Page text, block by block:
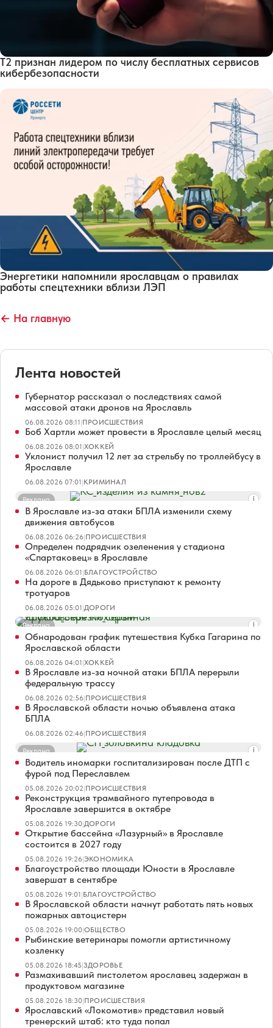
Т2 признан лидером по числу бесплатных сервисов
кибербезопасности
Энергетики напомнили ярославцам о правилах
работы спецтехники вблизи ЛЭП
← На главную
Лента новостей
Губернатор рассказал о последствиях самой
массовой атаки дронов на Ярославль
06.08.2026 08:11|ПРОИСШЕСТВИЯ
Боб Хартли может провести в Ярославле целый месяц
06.08.2026 08:01|ХОККЕЙ
Уклонист получил 12 лет за стрельбу по троллейбусу в
Ярославле
06.08.2026 07:01|КРИМИНАЛ
Реклама
В Ярославле из-за атаки БПЛА изменили схему
движения автобусов
06.08.2026 06:26|ПРОИСШЕСТВИЯ
Определен подрядчик озеленения у стадиона
«Спартаковец» в Ярославле
06.08.2026 06:01|БЛАГОУСТРОЙСТВО
На дороге в Дядьково приступают к ремонту
тротуаров
06.08.2026 05:01|ДОРОГИ
Реклама
Обнародован график путешествия Кубка Гагарина по
Ярославской области
06.08.2026 04:01|ХОККЕЙ
В Ярославле из-за ночной атаки БПЛА перерыли
федеральную трассу
06.08.2026 02:56|ПРОИСШЕСТВИЯ
В Ярославской области ночью объявлена атака
БПЛА
06.08.2026 02:46|ПРОИСШЕСТВИЯ
Реклама
Водитель иномарки госпитализирован после ДТП с
фурой под Переславлем
05.08.2026 20:02|ПРОИСШЕСТВИЯ
Реконструкция трамвайного путепровода в
Ярославле завершится в октябре
05.08.2026 19:30|ДОРОГИ
Открытие бассейна «Лазурный» в Ярославле
состоится в 2027 году
05.08.2026 19:26|ЭКОНОМИКА
Благоустройство площади Юности в Ярославле
завершат в сентябре
05.08.2026 19:01|БЛАГОУСТРОЙСТВО
В Ярославской области начнут работать пять новых
пожарных автоцистерн
05.08.2026 19:00|ОБЩЕСТВО
Рыбинские ветеринары помогли артистичному
козленку
05.08.2026 18:45|ЗДОРОВЬЕ
Размахивавший пистолетом ярославец задержан в
продуктовом магазине
05.08.2026 18:30|ПРОИСШЕСТВИЯ
Ярославский «Локомотив» представил новый
тренерский штаб: кто туда попал